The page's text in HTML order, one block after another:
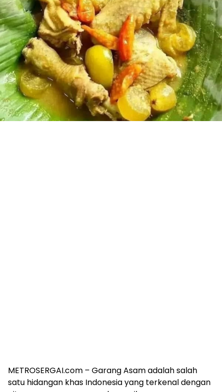
METROSERGAI.com – Garang Asam adalah salah
satu hidangan khas Indonesia yang terkenal dengan